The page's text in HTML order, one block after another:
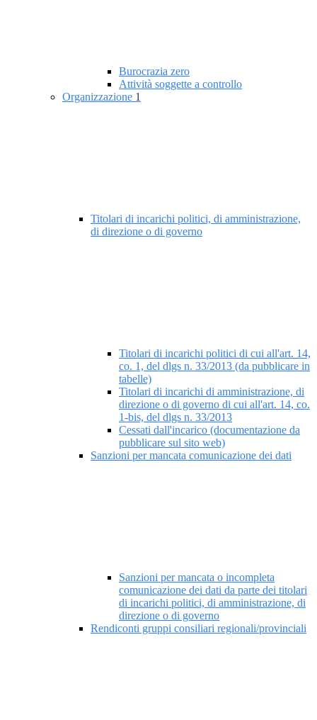
Burocrazia zero
Attività soggette a controllo
Organizzazione 1
Titolari di incarichi politici, di amministrazione,
di direzione o di governo
Titolari di incarichi politici di cui all'art. 14,
co. 1, del dlgs n. 33/2013 (da pubblicare in
tabelle)
Titolari di incarichi di amministrazione, di
direzione o di governo di cui all'art. 14, co.
1-bis, del dlgs n. 33/2013
Cessati dall'incarico (documentazione da
pubblicare sul sito web)
Sanzioni per mancata comunicazione dei dati
Sanzioni per mancata o incompleta
comunicazione dei dati da parte dei titolari
di incarichi politici, di amministrazione, di
direzione o di governo
Rendiconti gruppi consiliari regionali/provinciali